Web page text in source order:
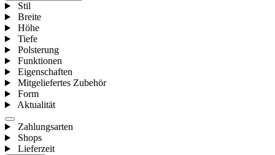
Stil
Breite
Höhe
Tiefe
Polsterung
Funktionen
Eigenschaften
Mitgeliefertes Zubehör
Form
Aktualität
Zahlungsarten
Shops
Lieferzeit